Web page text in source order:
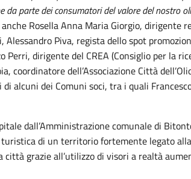
parte dei consumatori del valore del nostro
Rosella Anna Maria Giorgio, dirigente
Piva, regista dello spot
Perri, dirigente del CREA (Consiglio per la
coordinatore dell’Associazione Città
alcuni dei Comuni soci, tra i quali
dall’Amministrazione comunale di
di un territorio fortemente legato
grazie all’utilizzo di visori a realtà